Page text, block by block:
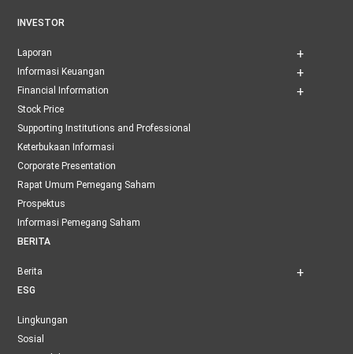
INVESTOR
Laporan
Informasi Keuangan
Financial Information
Stock Price
Supporting Institutions and Professional
Keterbukaan Informasi
Corporate Presentation
Rapat Umum Pemegang Saham
Prospektus
Informasi Pemegang Saham
BERITA
Berita
ESG
Lingkungan
Sosial